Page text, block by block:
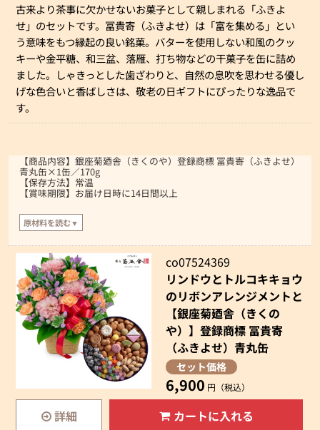
古来より茶事に欠かせないお菓子として親しまれる「ふきよ
せ」のセットです。冨貴寄（ふきよせ）は「富を集める」とい
う意味をもつ縁起の良い銘菓。バターを使用しない和風のクッ
キーや金平糖、和三盆、落雁、打ち物などの干菓子を缶に詰め
ました。しゃきっとした歯ざわりと、自然の息吹を思わせる優し
げな色合いと香ばしさは、敬老の日ギフトにぴったりな逸品で
す。
【商品内容】銀座菊廼舎（きくのや）登録商標 冨貴寄（ふきよせ）
青丸缶×1缶／170g
【保存方法】常温
【賞味期限】お届け日時に14日間以上
原材料を読む▼
【原材料】
小麦粉（小麦（北海道産））、砂糖、鶏卵、和三盆糖、落花生、大豆、ごま、
黒糖、抹茶、しそ粉（しそ、食塩、梅酢）、生姜粉末、ココナッツ、（けしの
実、ココア、青海苔、豌豆粉、餅米粉、澱粉、水飴、食用精製加工油脂、食用
植物油脂、食塩/着色料（ビートレッド、クチナシ色素、ベニバナ色素、パプリ
カ色素、カラメル色素、ベニコウジ色素）、香料、酸味料、乳化剤
【特定原材料】小麦、卵、落花生
【通知原材料】ごま、大豆
co07524369
リンドウとトルコキキョウ
のリボンアレンジメントと
【銀座菊廼舎（きくの
や）】登録商標 冨貴寄
（ふきよせ）青丸缶
セット価格
6,900 円（税込）
詳細 カートに入れる